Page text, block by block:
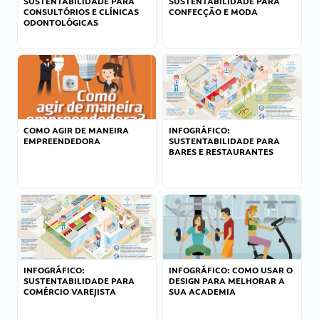
CONSULTÓRIOS E CLÍNICAS
ODONTOLÓGICAS
CONFECÇÃO E MODA
COMO AGIR DE MANEIRA
EMPREENDEDORA
INFOGRÁFICO:
SUSTENTABILIDADE PARA
BARES E RESTAURANTES
INFOGRÁFICO:
SUSTENTABILIDADE PARA
COMÉRCIO VAREJISTA
INFOGRÁFICO: COMO USAR O
DESIGN PARA MELHORAR A
SUA ACADEMIA